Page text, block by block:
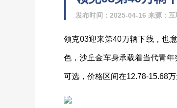
发布时间：2025-04-16 来源：互
领克03迎来第40万辆下线，也
色，沙丘金车身承载着当代青
可选，价格区间在12.78-15.68万